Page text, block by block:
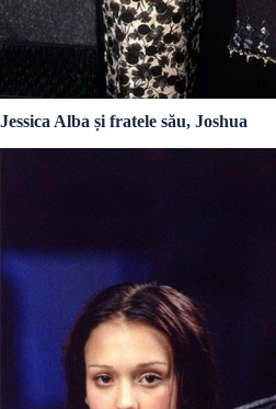
Jessica Alba și fratele său, Joshua